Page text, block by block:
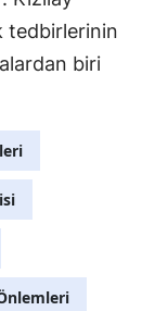
tedbirlerinin
biri